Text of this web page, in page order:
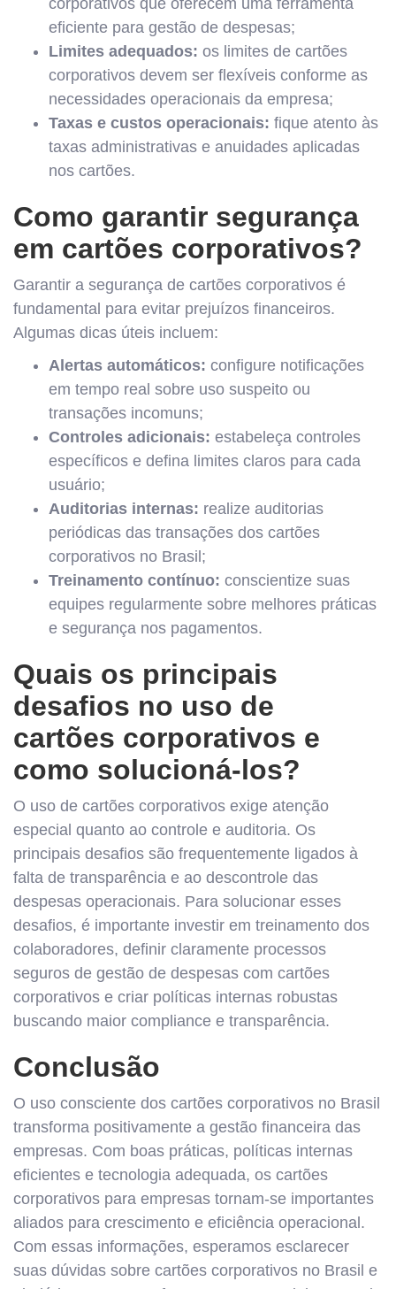
eficiente para gestão de despesas;
Limites adequados: os limites de cartões
corporativos devem ser flexíveis conforme as
necessidades operacionais da empresa;
Taxas e custos operacionais: fique atento às
taxas administrativas e anuidades aplicadas
nos cartões.
Como garantir segurança
em cartões corporativos?
Garantir a segurança de cartões corporativos é
fundamental para evitar prejuízos financeiros.
Algumas dicas úteis incluem:
Alertas automáticos: configure notificações
em tempo real sobre uso suspeito ou
transações incomuns;
Controles adicionais: estabeleça controles
específicos e defina limites claros para cada
usuário;
Auditorias internas: realize auditorias
periódicas das transações dos cartões
corporativos no Brasil;
Treinamento contínuo: conscientize suas
equipes regularmente sobre melhores práticas
e segurança nos pagamentos.
Quais os principais
desafios no uso de
cartões corporativos e
como solucioná-los?
O uso de cartões corporativos exige atenção
especial quanto ao controle e auditoria. Os
principais desafios são frequentemente ligados à
falta de transparência e ao descontrole das
despesas operacionais. Para solucionar esses
desafios, é importante investir em treinamento dos
colaboradores, definir claramente processos
seguros de gestão de despesas com cartões
corporativos e criar políticas internas robustas
buscando maior compliance e transparência.
Conclusão
O uso consciente dos cartões corporativos no Brasil
transforma positivamente a gestão financeira das
empresas. Com boas práticas, políticas internas
eficientes e tecnologia adequada, os cartões
corporativos para empresas tornam-se importantes
aliados para crescimento e eficiência operacional.
Com essas informações, esperamos esclarecer
suas dúvidas sobre cartões corporativos no Brasil e